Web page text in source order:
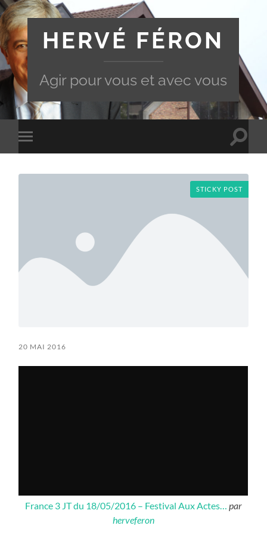
HERVÉ FÉRON
Agir pour vous et avec vous
Toggle
mobile
Toggle
STICKY POST
20 MAI 2016
France 3 JT du 18/05/2016 – Festival Aux Actes… par
herveferon